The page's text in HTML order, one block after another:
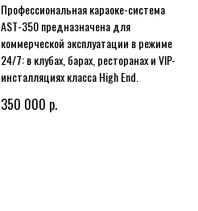
Профессиональная караоке-система
AST-350 предназначена для
коммерческой эксплуатации в режиме
24/7: в клубах, барах, ресторанах и VIP-
инсталляциях класса High End.
350 000 р.